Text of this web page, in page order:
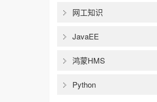
网工知识
JavaEE
鸿蒙HMS
Python